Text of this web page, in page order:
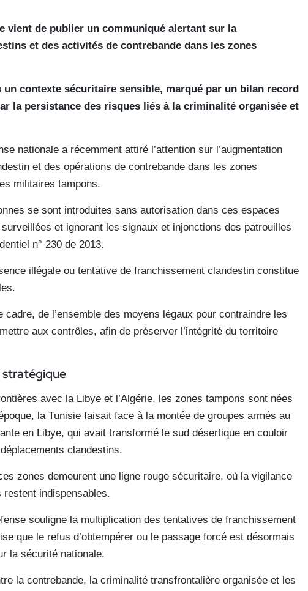
vient de publier un communiqué alertant sur la
et des activités de contrebande dans les zones
contexte sécuritaire sensible, marqué par un bilan record
la persistance des risques liés à la criminalité organisée et
nationale a récemment attiré l’attention sur l’augmentation
et des opérations de contrebande dans les zones
militaires tampons.
se sont introduites sans autorisation dans ces espaces
et ignorant les signaux et injonctions des patrouilles
n° 230 de 2013.
illégale ou tentative de franchissement clandestin constitue
de l’ensemble des moyens légaux pour contraindre les
aux contrôles, afin de préserver l’intégrité du territoire
avec la Libye et l’Algérie, les zones tampons sont nées
la Tunisie faisait face à la montée de groupes armés au
en Libye, qui avait transformé le sud désertique en couloir
clandestins.
zones demeurent une ligne rouge sécuritaire, où la vigilance
indispensables.
souligne la multiplication des tentatives de franchissement
que le refus d’obtempérer ou le passage forcé est désormais
la sécurité nationale.
la contrebande, la criminalité transfrontalière organisée et les